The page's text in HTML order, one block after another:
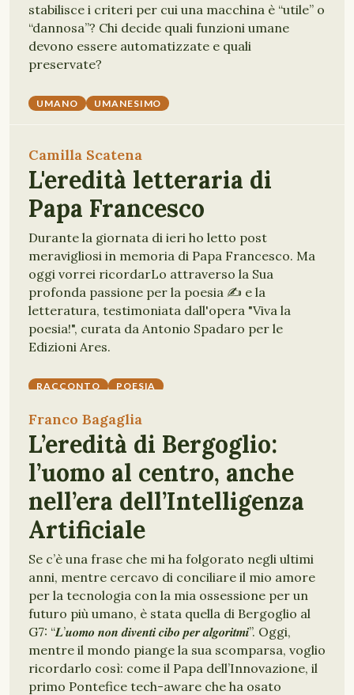
stabilisce i criteri per cui una macchina è “utile” o
“dannosa”? Chi decide quali funzioni umane
devono essere automatizzate e quali
preservate?
UMANO UMANESIMO
Camilla Scatena
L'eredità letteraria di
Papa Francesco
Durante la giornata di ieri ho letto post
meravigliosi in memoria di Papa Francesco. Ma
oggi vorrei ricordarLo attraverso la Sua
profonda passione per la poesia ✍️ e la
letteratura, testimoniata dall'opera "Viva la
poesia!", curata da Antonio Spadaro per le
Edizioni Ares.
RACCONTO POESIA
Franco Bagaglia
L’eredità di Bergoglio:
l’uomo al centro, anche
nell’era dell’Intelligenza
Artificiale
Se c’è una frase che mi ha folgorato negli ultimi
anni, mentre cercavo di conciliare il mio amore
per la tecnologia con la mia ossessione per un
futuro più umano, è stata quella di Bergoglio al
G7: “𝑳’𝒖𝒐𝒎𝒐 𝒏𝒐𝒏 𝒅𝒊𝒗𝒆𝒏𝒕𝒊 𝒄𝒊𝒃𝒐 𝒑𝒆𝒓 𝒂𝒍𝒈𝒐𝒓𝒊𝒕𝒎𝒊”. Oggi,
mentre il mondo piange la sua scomparsa, voglio
ricordarlo così: come il Papa dell’Innovazione, il
primo Pontefice tech-aware che ha osato